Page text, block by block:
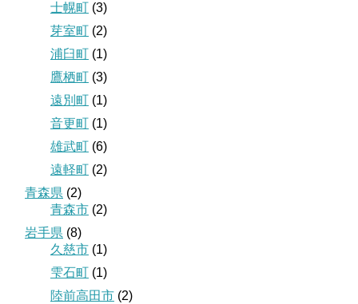
士幌町
(3)
芽室町
(2)
浦臼町
(1)
鷹栖町
(3)
遠別町
(1)
音更町
(1)
雄武町
(6)
遠軽町
(2)
青森県 (2)
青森市 (2)
岩手県 (8)
久慈市 (1)
雫石町
(1)
陸前高田市 (2)